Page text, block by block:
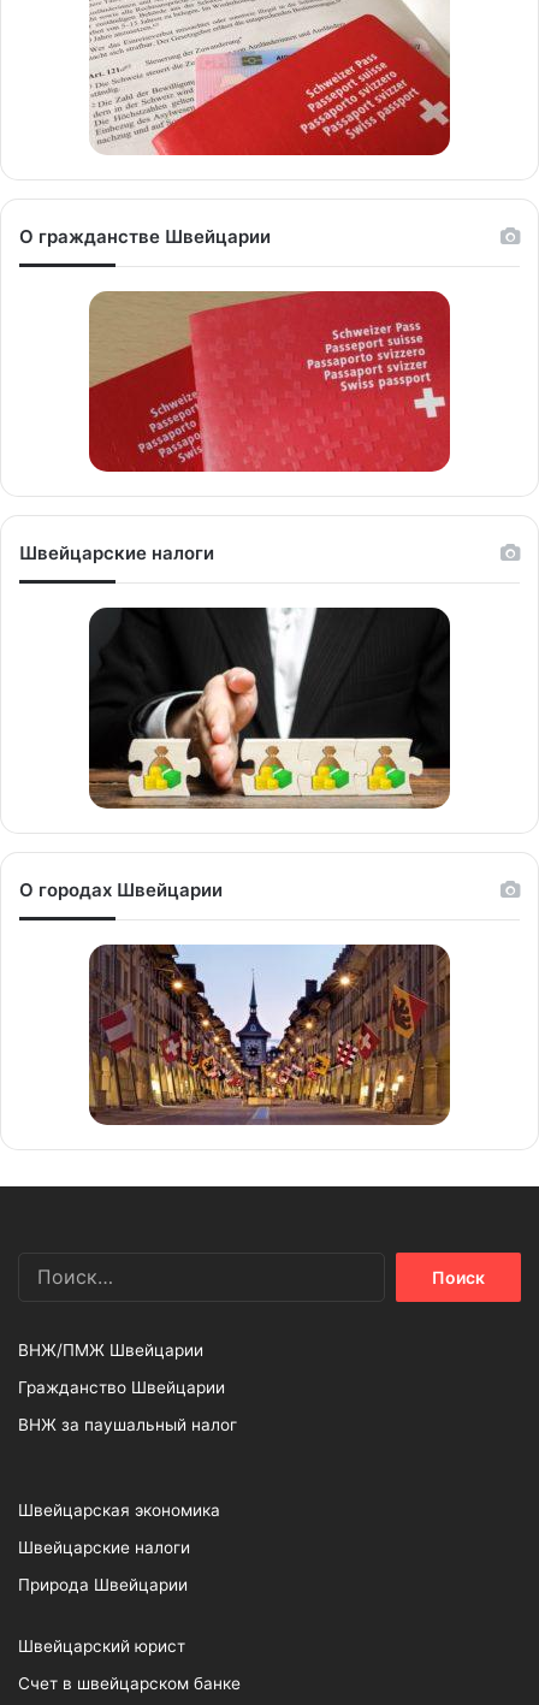
О гражданстве Швейцарии
Швейцарские налоги
О городах Швейцарии
ВНЖ/ПМЖ Швейцарии
Гражданство Швейцарии
ВНЖ за паушальный налог
Швейцарская экономика
Швейцарские налоги
Природа Швейцарии
Швейцарский юрист
Счет в швейцарском банке